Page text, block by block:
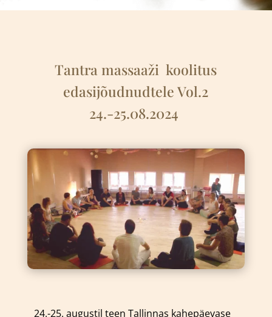
Tantra massaaži koolitus
edasijõudnudtele Vol.2
24.-25.08.2024
24.-25. augustil teen Tallinnas kahepäevase